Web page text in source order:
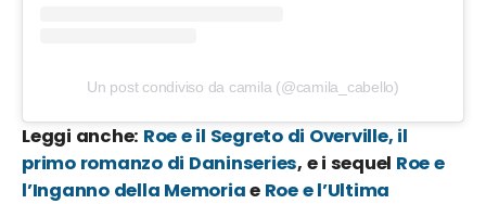
Un post condiviso da camila (@camila_cabello)
Leggi anche: Roe e il Segreto di Overville, il
primo romanzo di Daninseries, e i sequel Roe e
l’Inganno della Memoriae Roe e l’Ultima